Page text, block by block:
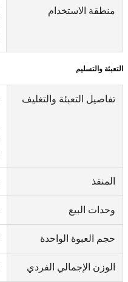
منطقة الاستخدام
التعبئة والتسليم
تفاصيل التعبئة والتغليف
المنفذ
وحدات البيع
حجم العبوة الواحدة
الوزن الإجمالي الفردي